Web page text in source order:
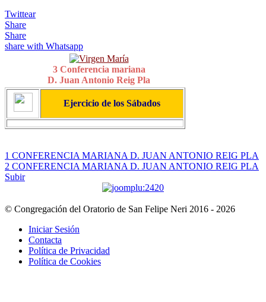
Twittear
Share
Share
share with Whatsapp
3 Conferencia mariana
D. Juan Antonio Reig Pla
Ejercicio de los Sábados
1 CONFERENCIA MARIANA D. JUAN ANTONIO REIG PLA
2 CONFERENCIA MARIANA D. JUAN ANTONIO REIG PLA
Subir
© Congregación del Oratorio de San Felipe Neri 2016 - 2026
Iniciar Sesión
Contacta
Política de Privacidad
Política de Cookies